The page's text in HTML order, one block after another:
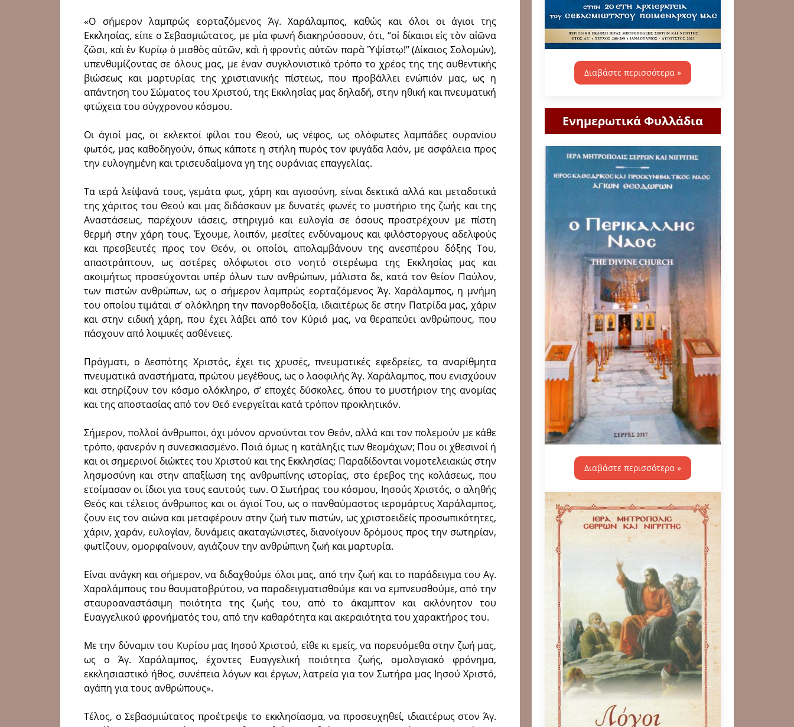
«Ο σήμερον λαμπρώς εορταζόμενος Άγ. Χαράλαμπος, καθώς και όλοι οι άγιοι της
Εκκλησίας, είπε ο Σεβασμιώτατος, με μία φωνή διακηρύσσουν, ότι, ‘’οἱ δίκαιοι εἰς τὸν αἰῶνα
ζῶσι, καὶ ἐν Κυρίῳ ὁ μισθὸς αὐτῶν, καὶ ἡ φροντὶς αὐτῶν παρὰ Ὑψίστῳ!’’ (Δίκαιος Σολομών),
υπενθυμίζοντας σε όλους μας, με έναν συγκλονιστικό τρόπο το χρέος της της αυθεντικής
βιώσεως και μαρτυρίας της χριστιανικής πίστεως, που προβάλλει ενώπιόν μας, ως η
απάντηση του Σώματος του Χριστού, της Εκκλησίας μας δηλαδή, στην ηθική και πνευματική
φτώχεια του σύγχρονου κόσμου.
Οι άγιοί μας, οι εκλεκτοί φίλοι του Θεού, ως νέφος, ως ολόφωτες λαμπάδες ουρανίου
φωτός, μας καθοδηγούν, όπως κάποτε η στήλη πυρός τον φυγάδα λαόν, με ασφάλεια προς
την ευλογημένη και τρισευδαίμονα γη της ουράνιας επαγγελίας.
Τα ιερά λείψανά τους, γεμάτα φως, χάρη και αγιοσύνη, είναι δεκτικά αλλά και μεταδοτικά
της χάριτος του Θεού και μας διδάσκουν με δυνατές φωνές το μυστήριο της ζωής και της
Αναστάσεως, παρέχουν ιάσεις, στηριγμό και ευλογία σε όσους προστρέχουν με πίστη
θερμή στην χάρη τους. Έχουμε, λοιπόν, μεσίτες ενδύναμους και φιλόστοργους αδελφούς
και πρεσβευτές προς τον Θεόν, οι οποίοι, απολαμβάνουν της ανεσπέρου δόξης Του,
απαστράπτουν, ως αστέρες ολόφωτοι στο νοητό στερέωμα της Εκκλησίας μας και
ακοιμήτως προσεύχονται υπέρ όλων των ανθρώπων, μάλιστα δε, κατά τον θείον Παύλον,
των πιστών ανθρώπων, ως ο σήμερον λαμπρώς εορταζόμενος Άγ. Χαράλαμπος, η μνήμη
του οποίου τιμάται σ’ ολόκληρη την πανορθοδοξία, ιδιαιτέρως δε στην Πατρίδα μας, χάριν
και στην ειδική χάρη, που έχει λάβει από τον Κύριό μας, να θεραπεύει ανθρώπους, που
πάσχουν από λοιμικές ασθένειες.
Πράγματι, ο Δεσπότης Χριστός, έχει τις χρυσές, πνευματικές εφεδρείες, τα αναρίθμητα
πνευματικά αναστήματα, πρώτου μεγέθους, ως ο λαοφιλής Άγ. Χαράλαμπος, που ενισχύουν
και στηρίζουν τον κόσμο ολόκληρο, σ’ εποχές δύσκολες, όπου το μυστήριον της ανομίας
και της αποστασίας από τον Θεό ενεργείται κατά τρόπον προκλητικόν.
Σήμερον, πολλοί άνθρωποι, όχι μόνον αρνούνται τον Θεόν, αλλά και τον πολεμούν με κάθε
τρόπο, φανερόν η συνεσκιασμένο. Ποιά όμως η κατάληξις των θεομάχων; Που οι χθεσινοί ή
και οι σημερινοί διώκτες του Χριστού και της Εκκλησίας; Παραδίδονται νομοτελειακώς στην
λησμοσύνη και στην απαξίωση της ανθρωπίνης ιστορίας, στο έρεβος της κολάσεως, που
ετοίμασαν οι ίδιοι για τους εαυτούς των. Ο Σωτήρας του κόσμου, Ιησούς Χριστός, ο αληθής
Θεός και τέλειος άνθρωπος και οι άγιοί Του, ως ο πανθαύμαστος ιερομάρτυς Χαράλαμπος,
ζουν εις τον αιώνα και μεταφέρουν στην ζωή των πιστών, ως χριστοειδείς προσωπικότητες,
χάριν, χαράν, ευλογίαν, δυνάμεις ακαταγώνιστες, διανοίγουν δρόμους προς την σωτηρίαν,
φωτίζουν, ομορφαίνουν, αγιάζουν την ανθρώπινη ζωή και μαρτυρία.
Είναι ανάγκη και σήμερον, να διδαχθούμε όλοι μας, από την ζωή και το παράδειγμα του Αγ.
Χαραλάμπους του θαυματοβρύτου, να παραδειγματισθούμε και να εμπνευσθούμε, από την
σταυροαναστάσιμη ποιότητα της ζωής του, από το άκαμπτον και ακλόνητον του
Ευαγγελικού φρονήματός του, από την καθαρότητα και ακεραιότητα του χαρακτήρος του.
Με την δύναμιν του Κυρίου μας Ιησού Χριστού, είθε κι εμείς, να πορευόμεθα στην ζωή μας,
ως ο Άγ. Χαράλαμπος, έχοντες Ευαγγελική ποιότητα ζωής, ομολογιακό φρόνημα,
εκκλησιαστικό ήθος, συνέπεια λόγων και έργων, λατρεία για τον Σωτήρα μας Ιησού Χριστό,
αγάπη για τους ανθρώπους».
Τέλος, ο Σεβασμιώτατος προέτρεψε το εκκλησίασμα, να προσευχηθεί, ιδιαιτέρως στον Άγ.
Διαβάστε περισσότερα »
Ενημερωτικά Φυλλάδια
Διαβάστε περισσότερα »